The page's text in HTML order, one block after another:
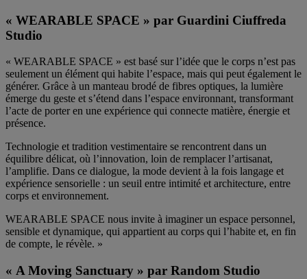
« WEARABLE SPACE » par Guardini Ciuffreda
Studio
« WEARABLE SPACE » est basé sur l’idée que le corps n’est pas
seulement un élément qui habite l’espace, mais qui peut également le
générer. Grâce à un manteau brodé de fibres optiques, la lumière
émerge du geste et s’étend dans l’espace environnant, transformant
l’acte de porter en une expérience qui connecte matière, énergie et
présence.
Technologie et tradition vestimentaire se rencontrent dans un
équilibre délicat, où l’innovation, loin de remplacer l’artisanat,
l’amplifie. Dans ce dialogue, la mode devient à la fois langage et
expérience sensorielle : un seuil entre intimité et architecture, entre
corps et environnement.
WEARABLE SPACE nous invite à imaginer un espace personnel,
sensible et dynamique, qui appartient au corps qui l’habite et, en fin
de compte, le révèle. »
« A Moving Sanctuary » par Random Studio